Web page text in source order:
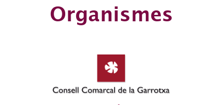
Organismes